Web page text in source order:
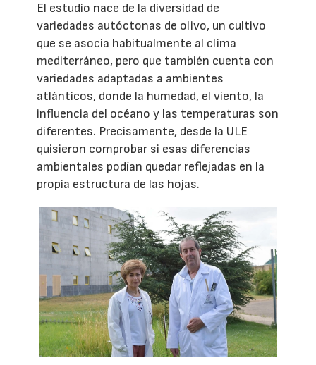
El estudio nace de la diversidad de
variedades autóctonas de olivo, un cultivo
que se asocia habitualmente al clima
mediterráneo, pero que también cuenta con
variedades adaptadas a ambientes
atlánticos, donde la humedad, el viento, la
influencia del océano y las temperaturas son
diferentes. Precisamente, desde la ULE
quisieron comprobar si esas diferencias
ambientales podían quedar reflejadas en la
propia estructura de las hojas.